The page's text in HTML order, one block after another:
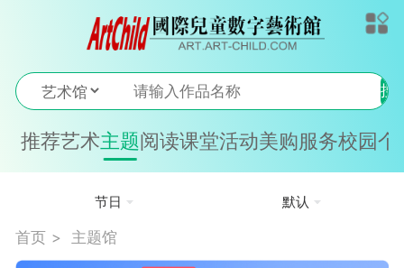
搜
推荐艺术主题阅读课堂活动美购服务校园个
节日 默认
首页 主题馆